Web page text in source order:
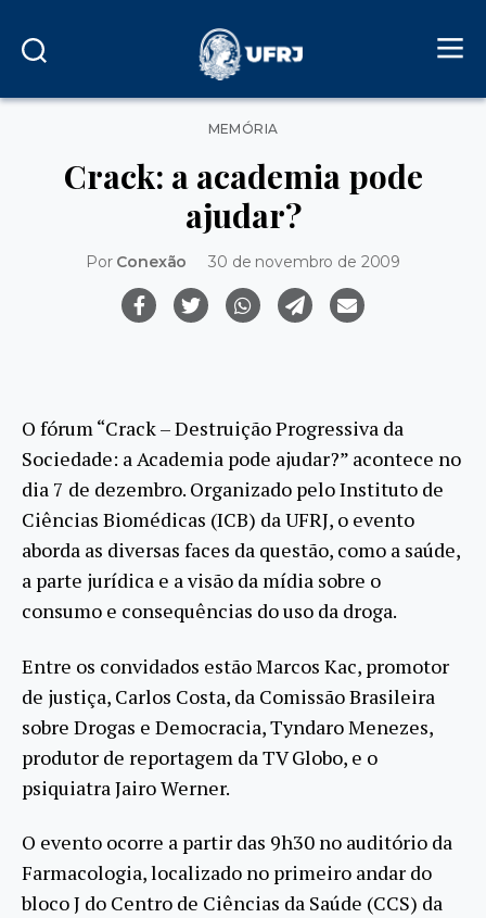
Categorias
MEMÓRIA
Crack: a academia pode
ajudar?
Por Conexão 30 de novembro de 2009
O fórum “Crack – Destruição Progressiva da
Sociedade: a Academia pode ajudar?” acontece no
dia 7 de dezembro. Organizado pelo Instituto de
Ciências Biomédicas (ICB) da UFRJ, o evento
aborda as diversas faces da questão, como a saúde,
a parte jurídica e a visão da mídia sobre o
consumo e consequências do uso da droga.
Entre os convidados estão Marcos Kac, promotor
de justiça, Carlos Costa, da Comissão Brasileira
sobre Drogas e Democracia, Tyndaro Menezes,
produtor de reportagem da TV Globo, e o
psiquiatra Jairo Werner.
O evento ocorre a partir das 9h30 no auditório da
Farmacologia, localizado no primeiro andar do
bloco J do Centro de Ciências da Saúde (CCS) da